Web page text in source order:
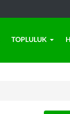
TOPLULUK